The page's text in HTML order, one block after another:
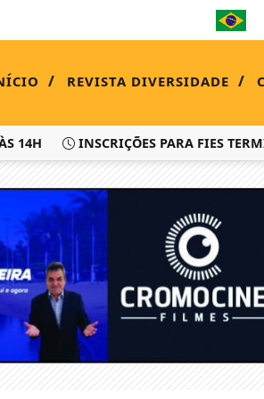
/ REVISTA DIVERSIDADE /
INSCRIÇÕES PARA FIES